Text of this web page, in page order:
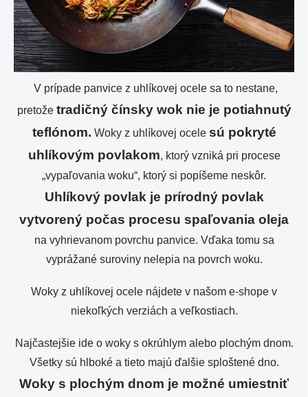
V prípade panvice z uhlíkovej ocele sa to nestane,
pretože tradičný čínsky wok nie je potiahnutý
teflónom. Woky z uhlíkovej ocele sú pokryté
uhlíkovým povlakom, ktorý vzniká pri procese
„vypaľovania woku“, ktorý si popíšeme neskôr.
Uhlíkový povlak je prírodný povlak
vytvorený počas procesu spaľovania oleja
na vyhrievanom povrchu panvice. Vďaka tomu sa
vyprážané suroviny nelepia na povrch woku.
Woky z uhlíkovej ocele nájdete v našom e-shope v
niekoľkých verziách a veľkostiach.
Najčastejšie ide o woky s okrúhlym alebo plochým dnom.
Všetky sú hlboké a tieto majú ďalšie sploštené dno.
Woky s plochým dnom je možné umiestniť